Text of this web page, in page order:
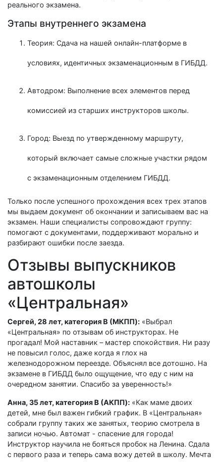
реального экзамена.
Этапы внутреннего экзамена
Теория: Сдача на нашей онлайн-платформе в
условиях, идентичных экзаменационным в ГИБДД.
Автодром: Выполнение всех элементов перед
комиссией из старших инструкторов школы.
Город: Выезд по утвержденному маршруту,
который включает самые сложные участки рядом
с экзаменационным отделением ГИБДД.
Только после успешного прохождения всех трех этапов
мы выдаем документ об окончании и записываем вас на
экзамен. Наши специалисты сопровождают группу:
помогают с документами, поддерживают морально и
разбирают ошибки после заезда.
Отзывы выпускников
автошколы
«Центральная»
Сергей, 28 лет, категория B (МКПП): «Выбрал
«Центральная» по отзывам об инструкторах. Не
прогадал! Мой наставник – мастер спокойствия. Ни разу
не повысил голос, даже когда я глох на
железнодорожном переезде. Объяснял все дотошно. На
экзамене в ГИБДД было ощущение, что еду с ним на
очередном занятии. Спасибо за уверенность!»
Анна, 35 лет, категория B (АКПП): «Как маме двоих
детей, мне был важен гибкий график. В «Центральная»
собрали группу таких же занятых, теорию смотрела в
записи ночью. Автомат - спасение для города!
Инструктор научила не бояться пробок на Ленина. Сдала
с первого раза и теперь сама вожу детей в школу. Мечта